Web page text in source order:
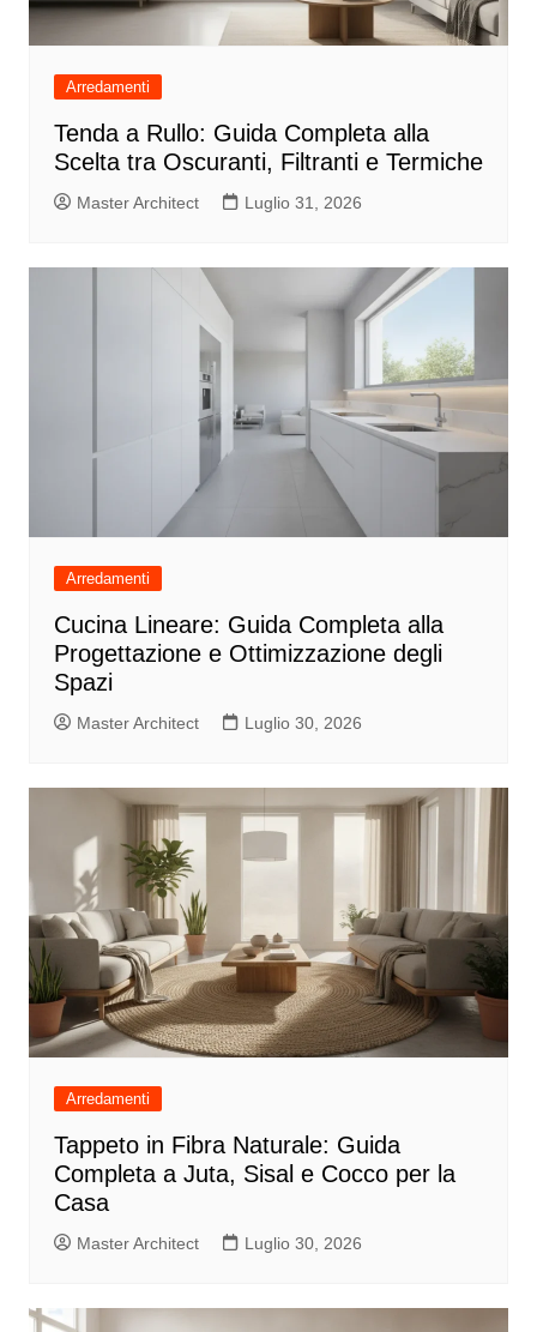
Arredamenti
Tenda a Rullo: Guida Completa alla
Scelta tra Oscuranti, Filtranti e Termiche
Master Architect Luglio 31, 2026
Arredamenti
Cucina Lineare: Guida Completa alla
Progettazione e Ottimizzazione degli
Spazi
Master Architect Luglio 30, 2026
Arredamenti
Tappeto in Fibra Naturale: Guida
Completa a Juta, Sisal e Cocco per la
Casa
Master Architect Luglio 30, 2026